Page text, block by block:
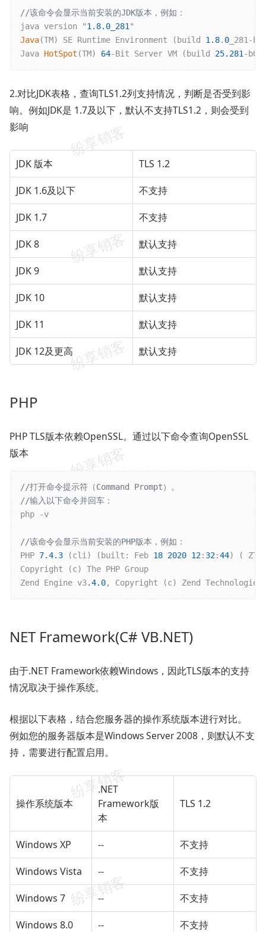
//该命令会显示当前安装的JDK版本，例如：
java version "1.8.0_281
Java(TM) SE Runtime Environment (build 1.8. 0 _281-
Java HotSpot (TM) 64-Bit Server VM (build 25.281 -
2.对比JDK表格，查询TLS1.2列支持情况，判断是否受到影
响。例如JDK是 1.7及以下，默认不支持TLS1.2，则会受到
影响
JDK 版本 TLS 1.2
JDK 1.6及以下 不支持
JDK 1.7 不支持
JDK 8 默认支持
JDK 9 默认支持
JDK 10 默认支持
JDK 11 默认支持
JDK 12及更高 默认支持
PHP
PHP TLS版本依赖OpenSSL。通过以下命令查询OpenSSL
版本
//打开命令提示符（Command Prompt）。
//输入以下命令并回车：
php -v
//该命令会显示当前安装的PHP版本，例如：
PHP 7.4.3 (cli) (built: Feb 18 2020 12: 32:44) ( ZTS
Copyright (c) The PHP Group
Zend Engine v3.4.0
NET Framework(C# VB.NET)
由于.NET Framework依赖Windows，因此TLS版本的支持
情况取决于操作系统。
根据以下表格，结合您服务器的操作系统版本进行对比。
例如您的服务器版本是Windows Server 2008，则默认不支
持，需要进行配置启用。
操作系统版本
.NET
Framework版
本
TLS 1.2
Windows XP -- 不支持
Windows Vista -- 不支持
Windows 7 -- 不支持
Windows 8.0 -- 不支持